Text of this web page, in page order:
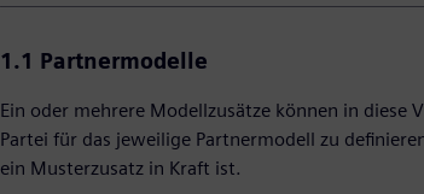
1.1 Partnermodelle
Ein oder mehrere Modellzusätze können in
Partei für das jeweilige Partnermodell zu
ein Musterzusatz in Kraft ist.